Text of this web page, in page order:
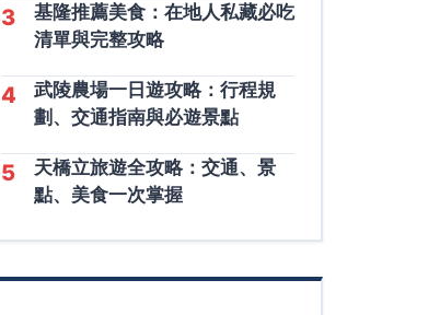
3
基隆推薦美食：在地人私藏必吃
清單與完整攻略
4
武陵農場一日遊攻略：行程規
劃、交通指南與必遊景點
5
天橋立旅遊全攻略：交通、景
點、美食一次掌握